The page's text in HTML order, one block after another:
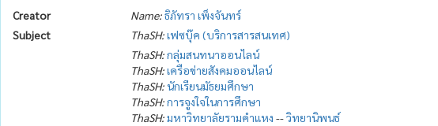
Creator Name:ธิภัทรา เพ็งจันทร์
Subject
ThaSH:เฟซบุ๊ค (บริการสารสนเทศ)
ThaSH:กลุ่มสนทนาออนไลน์
ThaSH:เครือข่ายสังคมออนไลน์
ThaSH:นักเรียนมัธยมศึกษา
ThaSH:การจูงใจในการศึกษา
ThaSH:มหาวิทยาลัยรามคำแหง --วิทยานิพนธ์